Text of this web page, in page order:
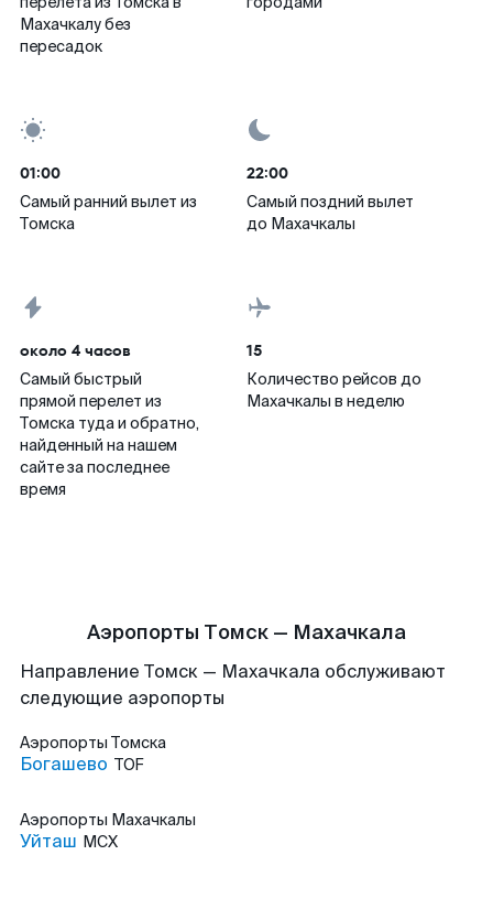
Махачкалу без
пересадок
01:00
Самый ранний вылет из
Томска
22:00
Самый поздний вылет
до Махачкалы
около 4 часов
Самый быстрый
прямой перелет из
Томска туда и обратно,
найденный на нашем
сайте за последнее
время
15
Количество рейсов до
Махачкалы в неделю
Аэропорты Томск — Махачкала
Направление Томск — Махачкала обслуживают
следующие аэропорты
Аэропорты Томска
Богашево TOF
Аэропорты Махачкалы
Уйташ MCX